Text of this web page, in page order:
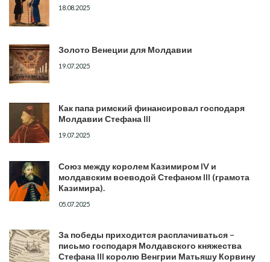
18.08.2025
Золото Венеции для Молдавии
19.07.2025
Как папа римский финансировал господаря
Молдавии Стефана III
19.07.2025
Союз между королем Казимиром IV и
молдавским воеводой Стефаном III (грамота
Казимира).
05.07.2025
За победы приходится расплачиваться –
письмо господаря Молдавского княжества
Стефана III королю Венгрии Матьяшу Корвину